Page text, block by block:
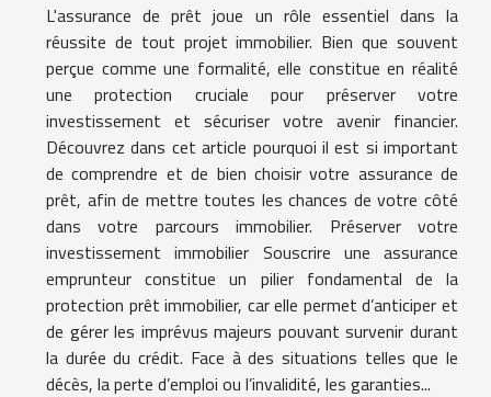
L'assurance de prêt joue un rôle essentiel dans la
réussite de tout projet immobilier. Bien que souvent
perçue comme une formalité, elle constitue en réalité
une protection cruciale pour préserver votre
investissement et sécuriser votre avenir financier.
Découvrez dans cet article pourquoi il est si important
de comprendre et de bien choisir votre assurance de
prêt, afin de mettre toutes les chances de votre côté
dans votre parcours immobilier. Préserver votre
investissement immobilier Souscrire une assurance
emprunteur constitue un pilier fondamental de la
protection prêt immobilier, car elle permet d’anticiper et
de gérer les imprévus majeurs pouvant survenir durant
la durée du crédit. Face à des situations telles que le
décès, la perte d’emploi ou l’invalidité, les garanties...